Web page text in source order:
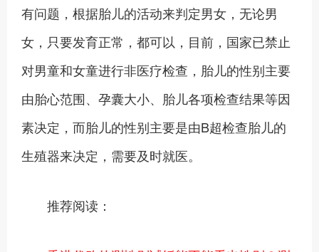
有问题，根据胎儿的活动来判定男女，无论男
女，只要发育正常，都可以，目前，国家已禁止
对男童和女童进行非医疗检查，胎儿的性别主要
由胎心范围、孕囊大小、胎儿各项检查结果等因
素决定，而胎儿的性别主要是由B超检查胎儿的
生殖器来决定，需要及时就医。
推荐阅读：